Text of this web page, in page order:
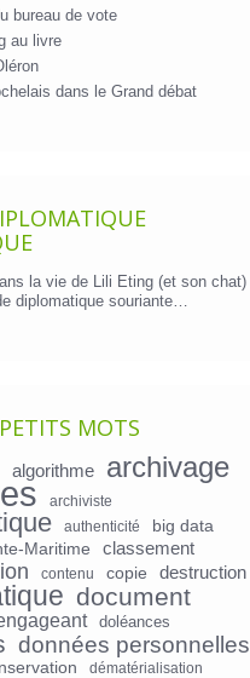
bureau de vote
au livre
dans le Grand débat
la vie de Lili Eting (et son chat)
diplomatique souriante…
MOTS
algorithme archivage
archiviste
authenticité big data
Maritime classement
contenu copie destruction
document
doléances
données personnelles
dématérialisation